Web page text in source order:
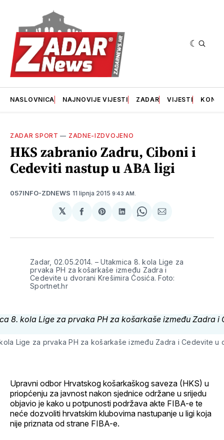
NASLOVNICA NAJNOVIJE VIJESTI ZADAR VIJESTI
ZADAR SPORT — ZADNE-IZDVOJENO
HKS zabranio Zadru, Ciboni i
Cedeviti nastup u ABA ligi
057INFO-ZDNEWS 11 lipnja 2015 9:43 AM.
𝕏
podijeliSharepodijeliSharepodijeli
Zadar, 02.05.2014. – Utakmica 8. kola Lige za
prvaka PH za košarkaše između Zadra i
Cedevite u dvorani Krešimira Ćosića. Foto:
Sportnet.hr
Lige za prvaka PH za košarkaše između Zadra i Cedevite u
Upravni odbor Hrvatskog košarkaškog saveza (HKS) u
priopćenju za javnost nakon sjednice održane u srijedu
objavio je kako u potpunosti podržava akte FIBA-e te
neće dozvoliti hrvatskim klubovima nastupanje u ligi koja
nije priznata od strane FIBA-e.